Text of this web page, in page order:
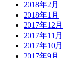
2018年2月
2018年1月
2017年12月
2017年11月
2017年10月
2017年9月